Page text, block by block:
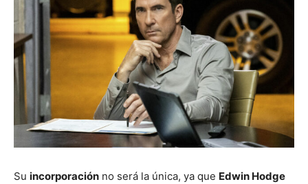
Su incorporación no será la única, ya que Edwin Hodge